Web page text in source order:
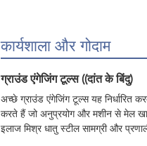
कार्यशाला और गोदाम
ग्राउंड एंगेजिंग टूल्स ((दांत के बिंदु)
अच्छे ग्राउंड एंगेजिंग टूल्स यह निर्धारित
करते हैं जो अनुप्रयोग और मशीन से मेल
इलाज मिश्र धातु स्टील सामग्री और